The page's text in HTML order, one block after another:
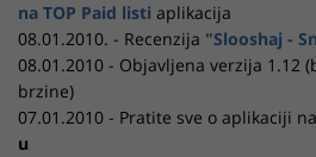
na TOP Paid listi aplikacija
08.01.2010. - Recenzija "Slooshaj -
08.01.2010 - Objavljena verzija 1.12
brzine)
07.01.2010 - Pratite sve o aplikaciji na
u